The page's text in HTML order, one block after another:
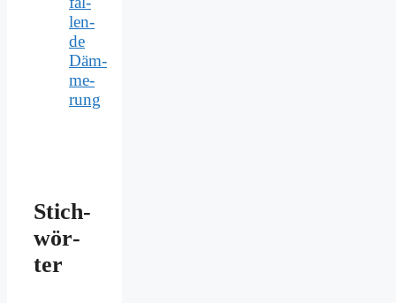
len­
de
Däm­
me­
rung
Stich­
wör­
ter